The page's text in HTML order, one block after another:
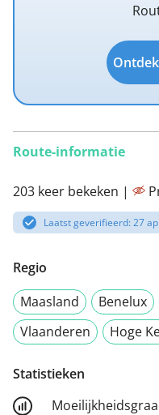
Route-informatie
203 keer bekeken |
Laatst geverifieerd: 27
Regio
Maasland
Benelux
Vlaanderen
Hoge
Statistieken